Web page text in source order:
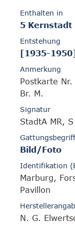
Enthalten in
5
Entstehung
[1935-1950]
Anmerkung
Postkarte Nr.
Br. M.
Signatur
StadtA MR,
Gattungsbegriff
Bild/Foto
Identifikation
Marburg,
Pavillon
N. G.